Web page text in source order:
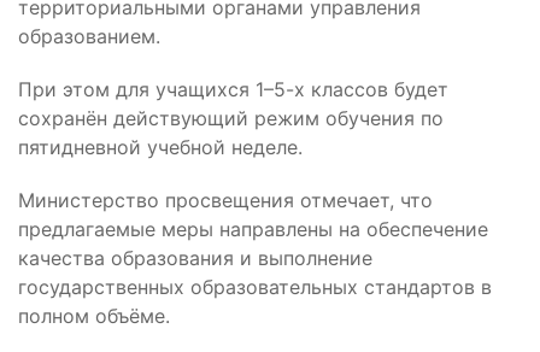
территориальными органами управления
образованием.
При этом для учащихся 1–5-х классов будет
сохранён действующий режим обучения по
пятидневной учебной неделе.
Министерство просвещения отмечает, что
предлагаемые меры направлены на обеспечение
качества образования и выполнение
государственных образовательных стандартов в
полном объёме.